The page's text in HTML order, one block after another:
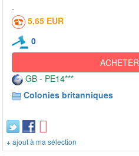
5,65 EUR
0
ACHETER
GB - PE14***
Colonies britanniques
+ ajout à ma sélection